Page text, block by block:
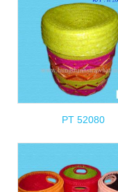
PT 52080